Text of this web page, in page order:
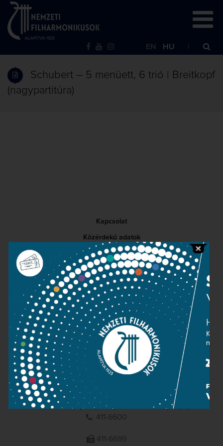
EN HU
Schubert – 5 menüett, 6 trió | Breitkopf
(nagypartitúra)
Kapcsolat
Közérdekű adatok
Sajtószoba
Adatvédelem
Impresszum
NEMZETI
FILHARMONIKUSOK
1095 Budapest, Komor Marcell u. 1. (Müpa)
411-6600
411-6699